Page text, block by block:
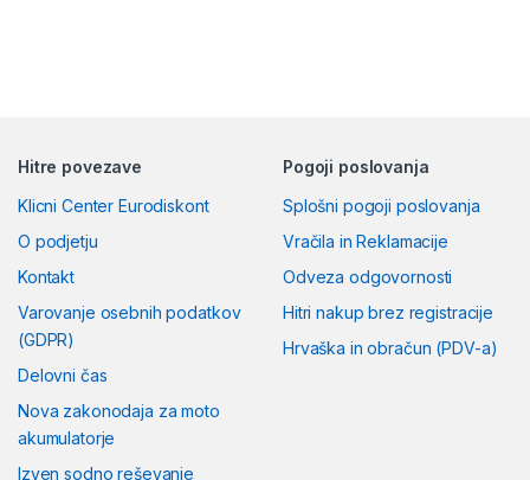
Hitre povezave
Klicni Center Eurodiskont
O podjetju
Kontakt
Varovanje osebnih podatkov
(GDPR)
Delovni čas
Nova zakonodaja za moto
akumulatorje
Izven sodno reševanje
Pogoji poslovanja
Splošni pogoji poslovanja
Vračila in Reklamacije
Odveza odgovornosti
Hitri nakup brez registracije
Hrvaška in obračun (PDV-a)